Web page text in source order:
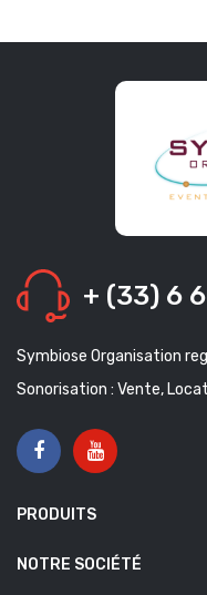
+ (33) 6
Symbiose Organisation
Sonorisation : Vente,
PRODUITS
NOTRE SOCIÉTÉ